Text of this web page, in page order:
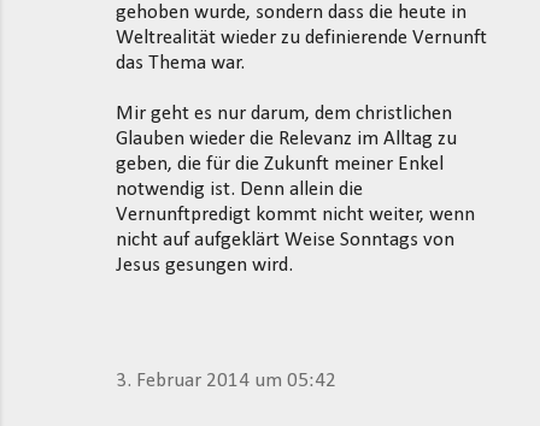
gehoben wurde, sondern dass die heute in
Weltrealität wieder zu definierende Vernunft
das Thema war.
Mir geht es nur darum, dem christlichen
Glauben wieder die Relevanz im Alltag zu
geben, die für die Zukunft meiner Enkel
notwendig ist. Denn allein die
Vernunftpredigt kommt nicht weiter, wenn
nicht auf aufgeklärt Weise Sonntags von
Jesus gesungen wird.
3. Februar 2014 um 05:42